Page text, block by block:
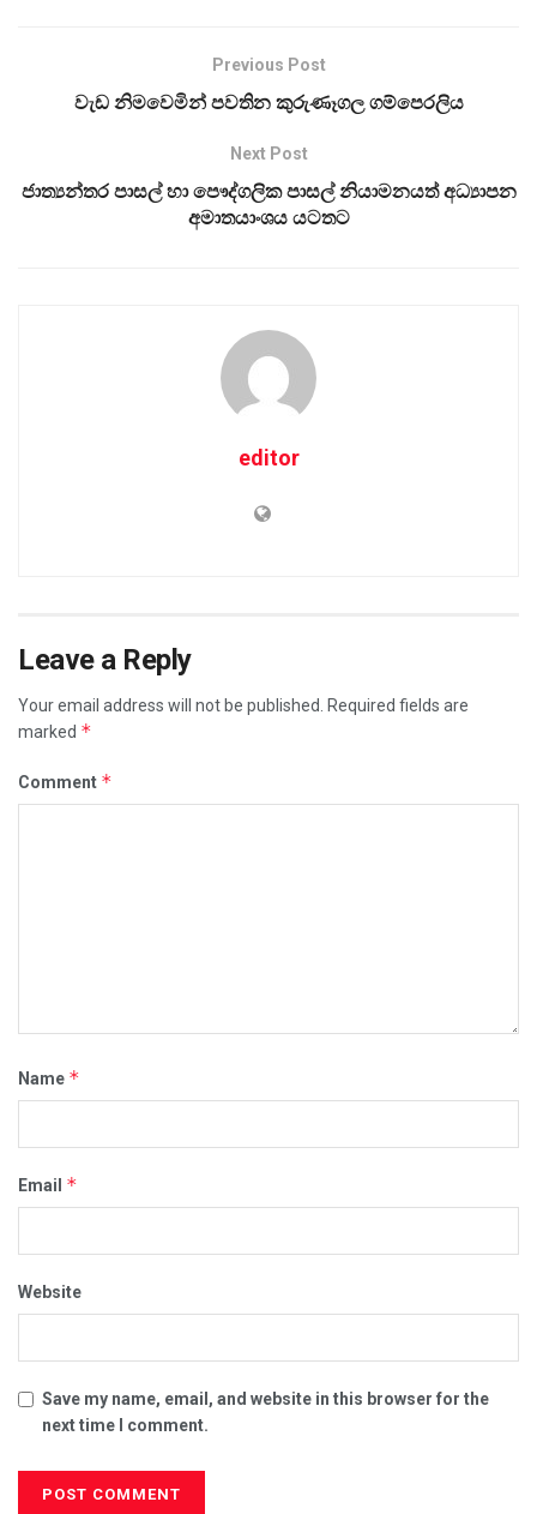
Previous Post
වැඩ නිමවෙමින් පවතින කුරුණෑගල ගම්පෙරලිය
Next Post
ජාත්‍යන්තර පාසල් හා පෞද්ගලික පාසල් නියාමනයත් අධ්‍යාපන
අමාතයාංශය යටතට
editor
Leave a Reply
Your email address will not be published.
Required fields are
marked *
Comment *
Name *
Email *
Website
Save my name, email, and website in this browser for the
next time I comment.